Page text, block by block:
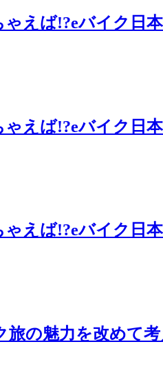
えば!?eバイク日
えば!?eバイク日
えば!?eバイク日本
の魅力を改めて考